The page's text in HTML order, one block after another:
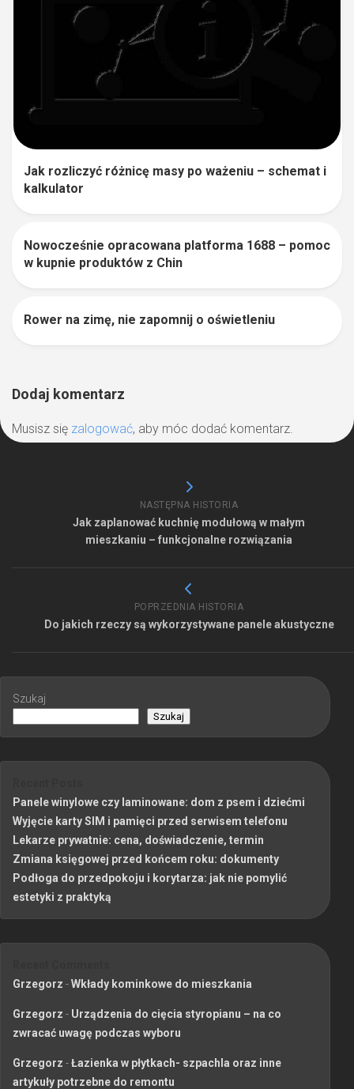
Jak rozliczyć różnicę masy po ważeniu – schemat i
kalkulator
0
Nowocześnie opracowana platforma 1688 – pomoc
w kupnie produktów z Chin
Rower na zimę, nie zapomnij o oświetleniu
Dodaj komentarz
Musisz się zalogować, aby móc dodać komentarz.
NASTĘPNA HISTORIA
Jak zaplanować kuchnię modułową w małym
mieszkaniu – funkcjonalne rozwiązania
POPRZEDNIA HISTORIA
Do jakich rzeczy są wykorzystywane panele akustyczne
Szukaj
Szukaj
Panele winylowe czy laminowane: dom z psem i dziećmi
Wyjęcie karty SIM i pamięci przed serwisem telefonu
Lekarze prywatnie: cena, doświadczenie, termin
Zmiana księgowej przed końcem roku: dokumenty
Podłoga do przedpokoju i korytarza: jak nie pomylić
estetyki z praktyką
Grzegorz -Wkłady kominkowe do mieszkania
Grzegorz - Urządzenia do cięcia styropianu – na co
zwracać uwagę podczas wyboru
Grzegorz -Łazienka w płytkach- szpachla oraz inne
artykuły potrzebne do remontu